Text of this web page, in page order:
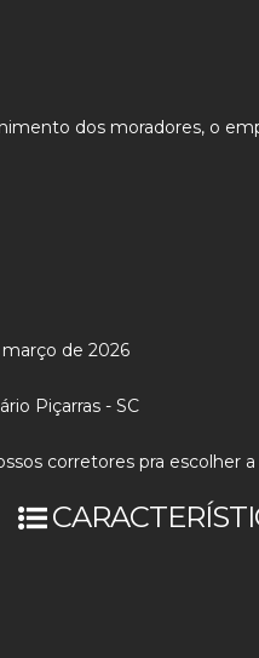
dos moradores, o
de 2026
Piçarras - SC
corretores pra escolher a